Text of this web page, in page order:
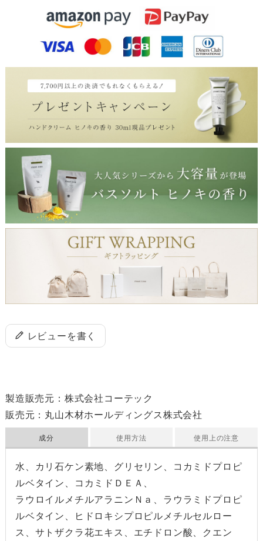
レビューを書く
製造販売元：株式会社コーテック
成分 使用方法 使用上の注意
水、カリ石ケン素地、グリセリン、コカミドプロピ
ルベタイン、コカミドＤＥＡ、
ラウロイルメチルアラニンＮａ、ラウラミドプロピ
ルベタイン、ヒドロキシプロピルメチルセルロー
ス、サトザクラ花エキス、エチドロン酸、クエン